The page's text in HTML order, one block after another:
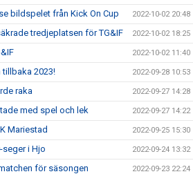
bildspelet från Kick On Cup 2022-10-02 20:48
tredjeplatsen för TG&IF 2022-10-02 18:25
2022-10-02 11:40
tillbaka 2023! 2022-09-28 10:53
raka 2022-09-27 14:28
med spel och lek 2022-09-27 14:22
Mariestad 2022-09-25 15:30
i Hjo 2022-09-24 13:32
för säsongen 2022-09-23 22:24